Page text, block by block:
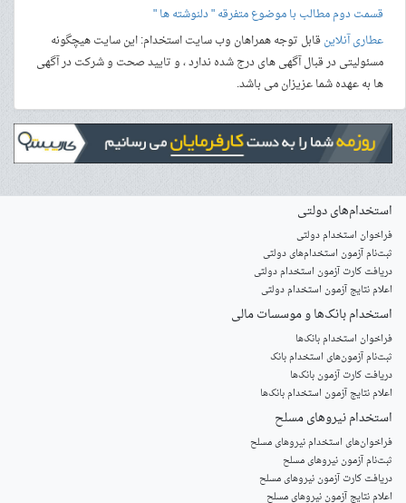
قسمت دوم مطالب با موضوع متفرقه " دلنوشته ها "
عطاری آنلاینقابل توجه همراهان وب سایت استخدام: این سایت هیچگونه
مسئولیتی در قبال آگهی های درج شده ندارد ، و تایید صحت و شرکت در آگهی
ها به عهده شما عزیزان می باشد.
استخدام‌های دولتی
فراخوان استخدام دولتی
ثبت‌نام آزمون‌ استخدام‌های دولتی
دریافت کارت آزمون استخدام دولتی
اعلام نتایج آزمون استخدام دولتی
استخدام‌ بانک‌ها و موسسات مالی
فراخوان استخدام بانک‌ها
‌ثبت‌نام آزمون‌های استخدام بانک
دریافت کارت آزمون بانک‌ها
اعلام نتایج آزمون استخدام بانک‌ها
استخدام‌ نیروهای مسلح
‌فراخوان‌های استخدام‌ نیروهای مسلح
ثبت‌نام آزمون نیروهای مسلح
دریافت کارت آزمون نیروهای مسلح
اعلام نتایج آزمون نیروهای مسلح